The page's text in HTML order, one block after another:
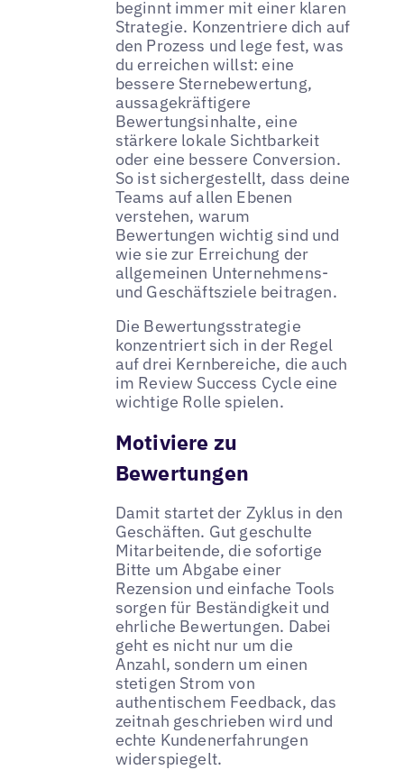
beginnt immer mit einer klaren
Strategie. Konzentriere dich auf
den Prozess und lege fest, was
du erreichen willst: eine
bessere Sternebewertung,
aussagekräftigere
Bewertungsinhalte, eine
stärkere lokale Sichtbarkeit
oder eine bessere Conversion.
So ist sichergestellt, dass deine
Teams auf allen Ebenen
verstehen, warum
Bewertungen wichtig sind und
wie sie zur Erreichung der
allgemeinen Unternehmens-
und Geschäftsziele beitragen.
Die Bewertungsstrategie
konzentriert sich in der Regel
auf drei Kernbereiche, die auch
im Review Success Cycle eine
wichtige Rolle spielen.
Motiviere zu
Bewertungen
Damit startet der Zyklus in den
Geschäften. Gut geschulte
Mitarbeitende, die sofortige
Bitte um Abgabe einer
Rezension und einfache Tools
sorgen für Beständigkeit und
ehrliche Bewertungen. Dabei
geht es nicht nur um die
Anzahl, sondern um einen
stetigen Strom von
authentischem Feedback, das
zeitnah geschrieben wird und
echte Kundenerfahrungen
widerspiegelt.